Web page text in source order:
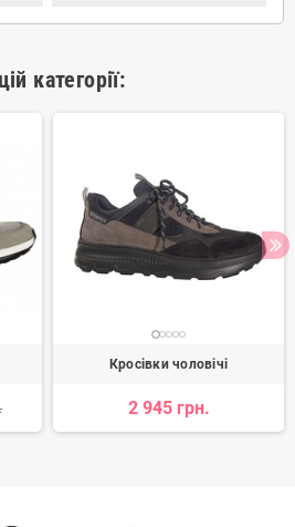
категорії:
Кросівки чоловічі
2 945 грн.